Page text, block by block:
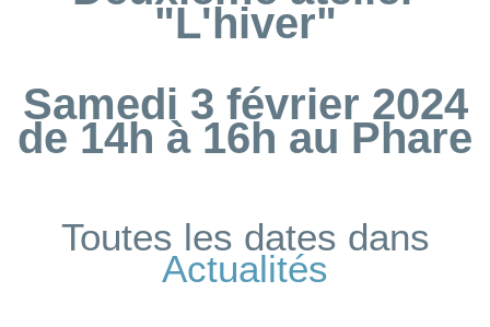
"L'hiver"
Samedi 3 février 2024
de 14h à 16h au Phare
Toutes les dates dans
Actualités